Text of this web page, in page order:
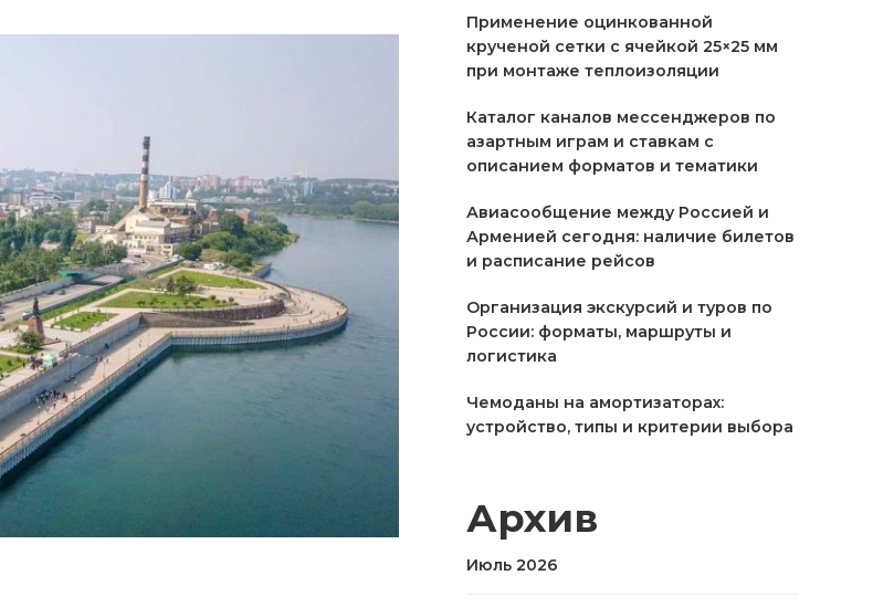
Применение оцинкованной
крученой сетки с ячейкой 25×25 мм
при монтаже теплоизоляции
Каталог каналов мессенджеров по
азартным играм и ставкам с
описанием форматов и тематики
Авиасообщение между Россией и
Арменией сегодня: наличие билетов
и расписание рейсов
Организация экскурсий и туров по
России: форматы, маршруты и
логистика
Чемоданы на амортизаторах:
устройство, типы и критерии выбора
Архив
Июль 2026